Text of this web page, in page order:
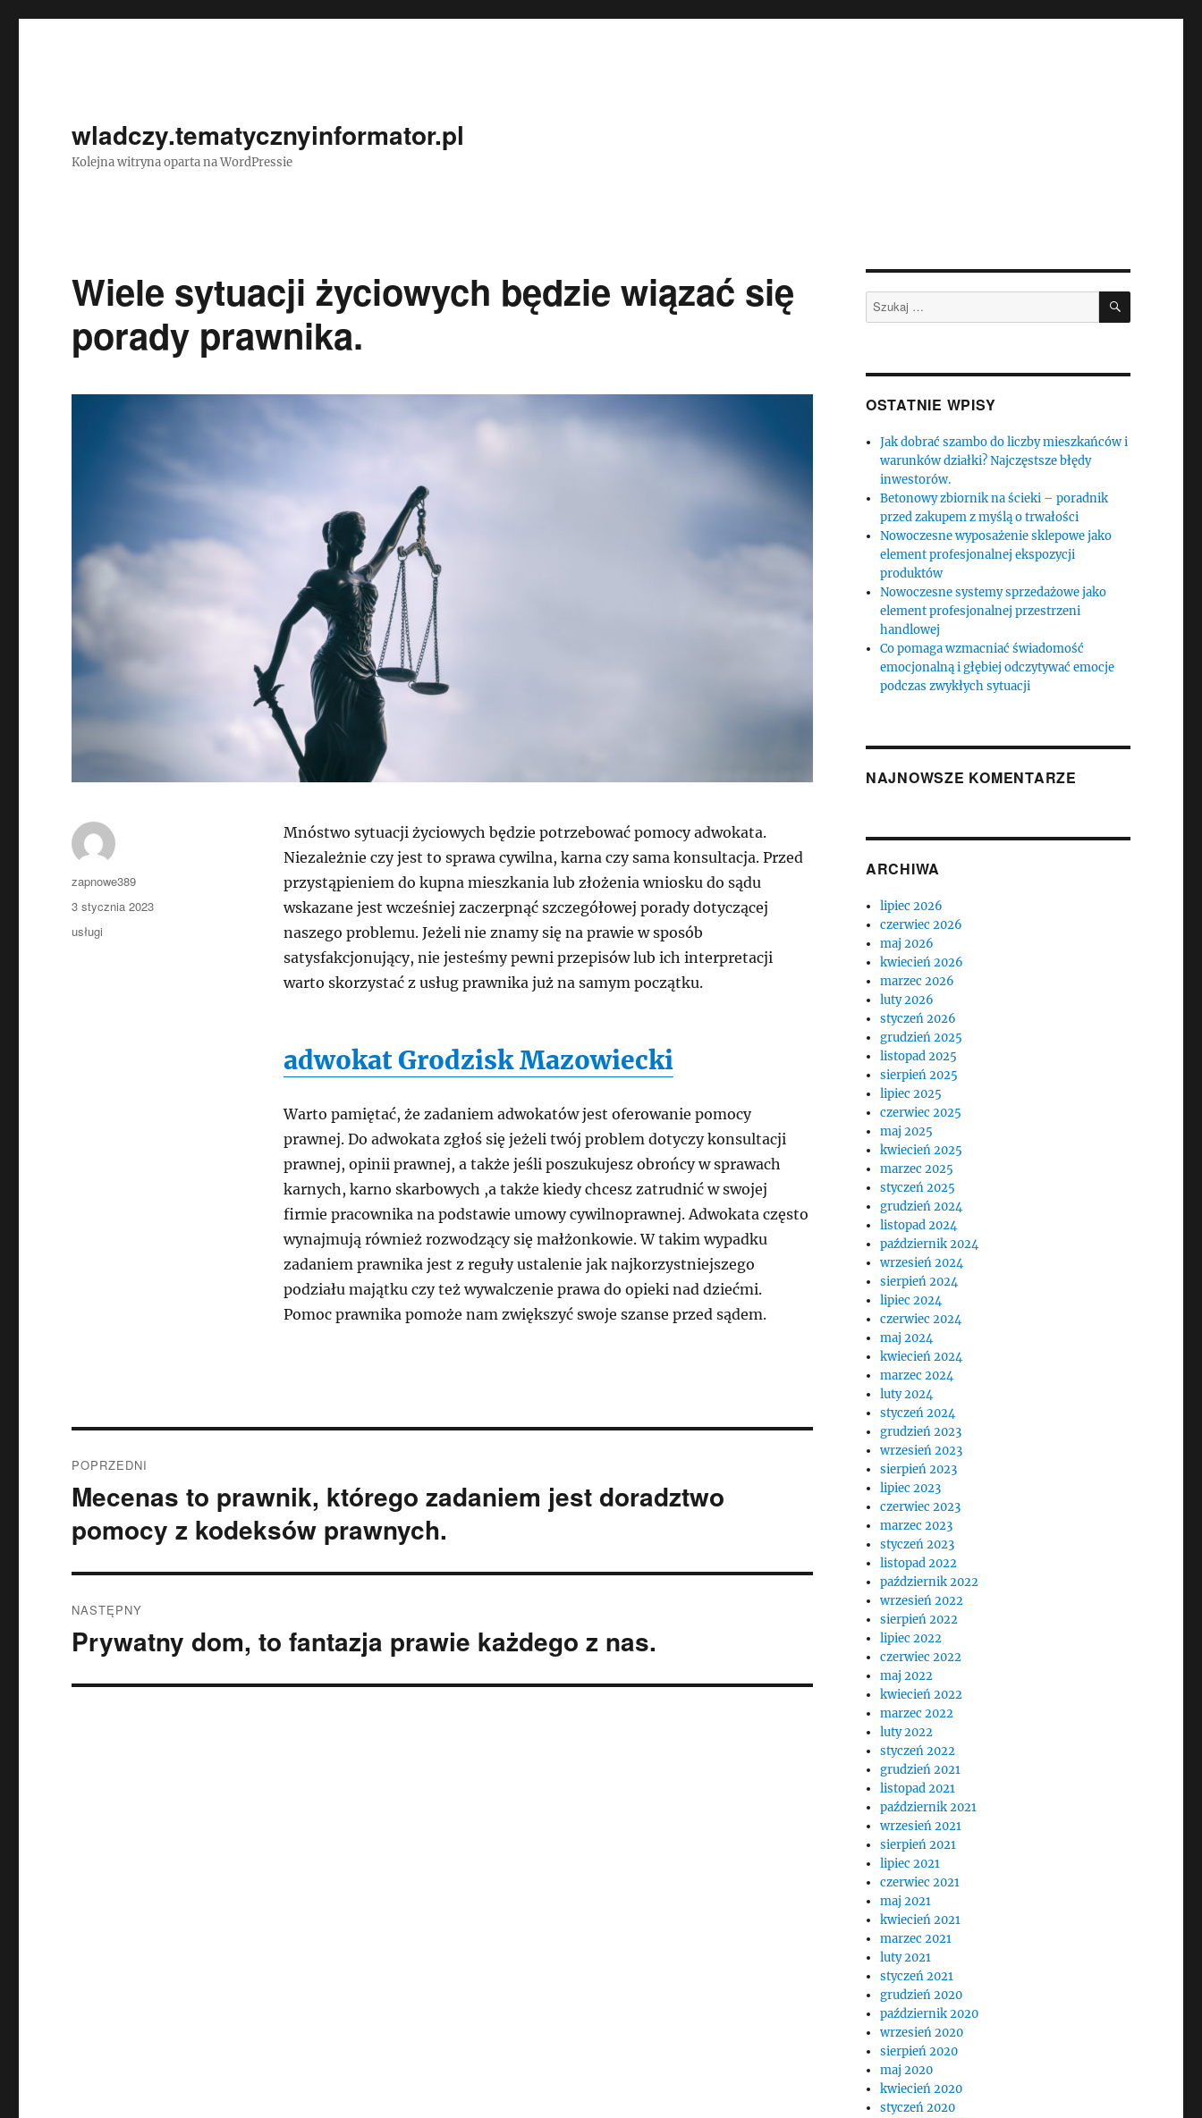
wladczy.tematycznyinformator.pl
Kolejna witryna oparta na WordPressie
Wiele sytuacji życiowych będzie wiązać się
porady prawnika.
Mnóstwo sytuacji życiowych będzie potrzebować pomocy adwokata.
Niezależnie czy jest to sprawa cywilna, karna czy sama konsultacja. Przed
przystąpieniem do kupna mieszkania lub złożenia wniosku do sądu
wskazane jest wcześniej zaczerpnąć szczegółowej porady dotyczącej
naszego problemu. Jeżeli nie znamy się na prawie w sposób
satysfakcjonujący, nie jesteśmy pewni przepisów lub ich interpretacji
warto skorzystać z usług prawnika już na samym początku.
adwokat Grodzisk Mazowiecki
Warto pamiętać, że zadaniem adwokatów jest oferowanie pomocy
prawnej. Do adwokata zgłoś się jeżeli twój problem dotyczy konsultacji
prawnej, opinii prawnej, a także jeśli poszukujesz obrońcy w sprawach
karnych, karno skarbowych ,a także kiedy chcesz zatrudnić w swojej
firmie pracownika na podstawie umowy cywilnoprawnej. Adwokata często
wynajmują również rozwodzący się małżonkowie. W takim wypadku
zadaniem prawnika jest z reguły ustalenie jak najkorzystniejszego
podziału majątku czy też wywalczenie prawa do opieki nad dziećmi.
Pomoc prawnika pomoże nam zwiększyć swoje szanse przed sądem.
Autor
zapnowe389
Data
publikacji
3 stycznia 2023
Kategorie
usługi
wpisu
POPRZEDNI
Poprzedni
Mecenas to prawnik, którego zadaniem jest doradztwo
pomocy z kodeksów prawnych.
NASTĘPNY
Następny
wpis:
Prywatny dom, to fantazja prawie każdego z nas.
Szukaj: SZUKAJ
OSTATNIE WPISY
Jak dobrać szambo do liczby mieszkańców i
warunków działki? Najczęstsze błędy
inwestorów.
Betonowy zbiornik na ścieki – poradnik
przed zakupem z myślą o trwałości
Nowoczesne wyposażenie sklepowe jako
element profesjonalnej ekspozycji
produktów
Nowoczesne systemy sprzedażowe jako
element profesjonalnej przestrzeni
handlowej
Co pomaga wzmacniać świadomość
emocjonalną i głębiej odczytywać emocje
podczas zwykłych sytuacji
NAJNOWSZE KOMENTARZE
ARCHIWA
lipiec 2026
czerwiec 2026
maj 2026
kwiecień 2026
marzec 2026
luty 2026
styczeń 2026
grudzień 2025
listopad 2025
sierpień 2025
lipiec 2025
czerwiec 2025
maj 2025
kwiecień 2025
marzec 2025
styczeń 2025
grudzień 2024
listopad 2024
październik 2024
wrzesień 2024
sierpień 2024
lipiec 2024
czerwiec 2024
maj 2024
kwiecień 2024
marzec 2024
luty 2024
styczeń 2024
grudzień 2023
wrzesień 2023
sierpień 2023
lipiec 2023
czerwiec 2023
marzec 2023
styczeń 2023
listopad 2022
październik 2022
wrzesień 2022
sierpień 2022
lipiec 2022
czerwiec 2022
maj 2022
kwiecień 2022
marzec 2022
luty 2022
styczeń 2022
grudzień 2021
listopad 2021
październik 2021
wrzesień 2021
sierpień 2021
lipiec 2021
czerwiec 2021
maj 2021
kwiecień 2021
marzec 2021
luty 2021
styczeń 2021
grudzień 2020
październik 2020
wrzesień 2020
sierpień 2020
maj 2020
kwiecień 2020
styczeń 2020